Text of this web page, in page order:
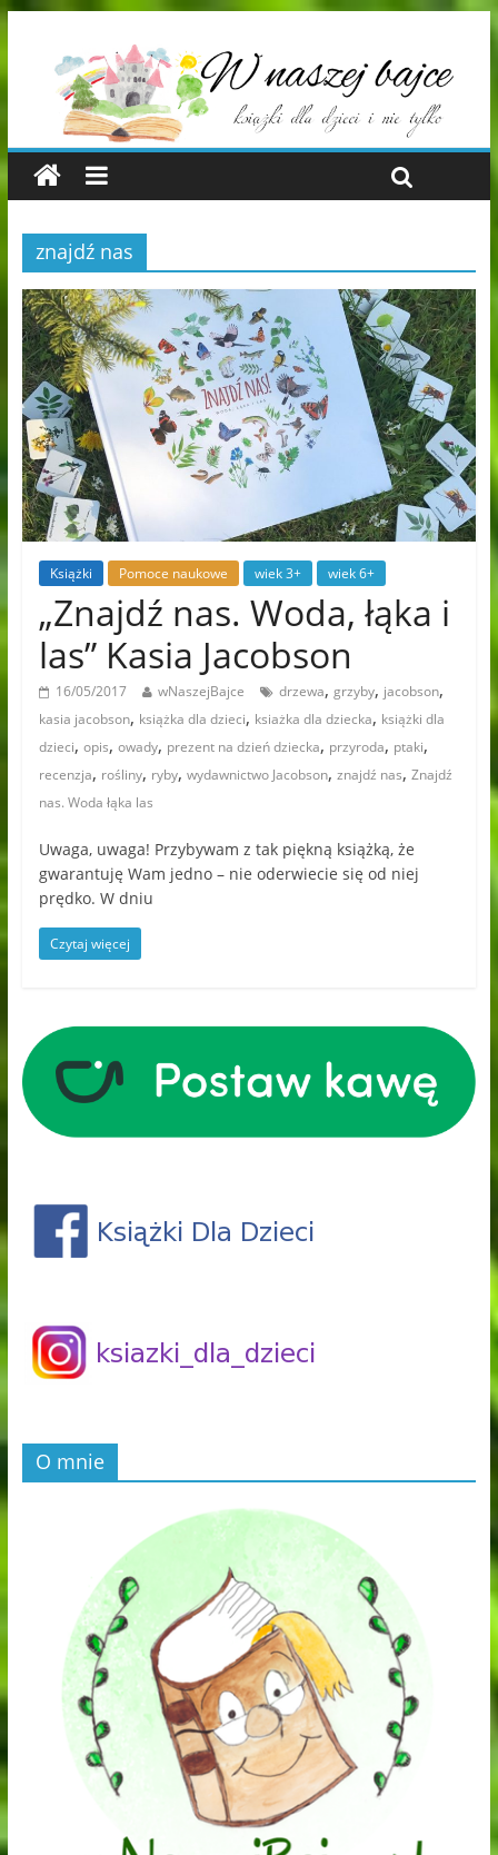
znajdź nas
Książki Pomoce naukowe wiek 3+ wiek 6+
„Znajdź nas. Woda, łąka i
las” Kasia Jacobson
16/05/2017 wNaszejBajce drzewa, grzyby, jacobson,
kasia jacobson, książka dla dzieci, ksiażka dla dziecka, książki dla
dzieci, opis, owady, prezent na dzień dziecka, przyroda, ptaki,
recenzja, rośliny, ryby, wydawnictwo Jacobson, znajdź nas, Znajdź
nas. Woda łąka las
Uwaga, uwaga! Przybywam z tak piękną książką, że
gwarantuję Wam jedno – nie oderwiecie się od niej
prędko. W dniu
Czytaj więcej
O mnie